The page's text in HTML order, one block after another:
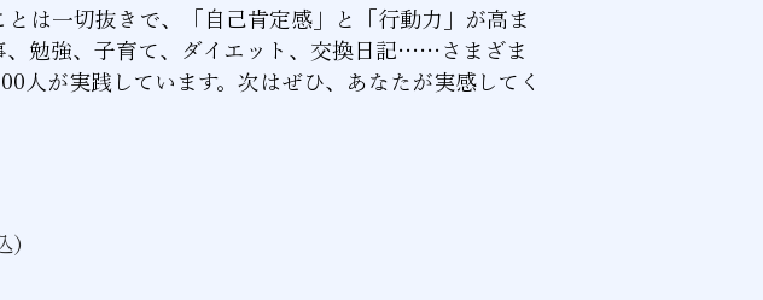
とは一切抜きで、「自己肯定感」と「行動力」が高ま
、勉強、子育て、ダイエット、交換日記……さまざま
人が実践しています。次はぜひ、あなたが実感してく
）